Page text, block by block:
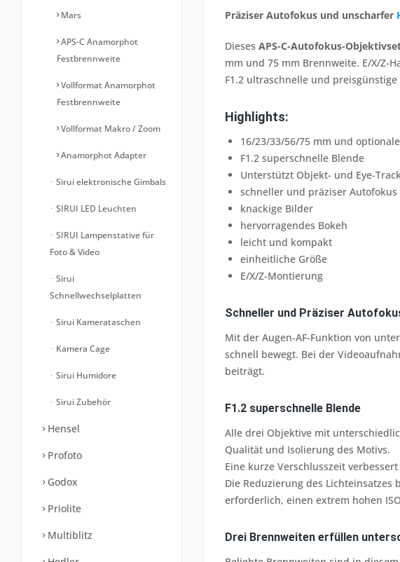
Mars
APS-C Anamorphot
Festbrennweite
Vollformat Anamorphot
Festbrennweite
Vollformat Makro / Zoom
Anamorphot Adapter
Sirui elektronische Gimbals
SIRUI LED Leuchten
SIRUI Lampenstative für
Foto & Video
Sirui
Schnellwechselplatten
Sirui Kamerataschen
Kamera Cage
Sirui Humidore
Sirui Zubehör
Hensel
Profoto
Godox
Priolite
Multiblitz
Präziser Autofokus und unscharfer
Dieses APS-C-Autofokus-
mm und 75 mm Brennweite. E/X/Z-
F1.2 ultraschnelle und
Highlights:
16/23/33/56/75 mm und
F1.2 superschnelle Blende
Unterstützt Objekt- und Eye-
schneller und präziser Autofokus
knackige Bilder
hervorragendes Bokeh
leicht und kompakt
einheitliche Größe
E/X/Z-Montierung
Schneller und Präziser
Mit der Augen-AF-Funktion von
schnell bewegt. Bei der
beiträgt.
F1.2 superschnelle Blende
Alle drei Objektive mit
Qualität und Isolierung des Motivs.
Eine kurze Verschlusszeit
Die Reduzierung des
erforderlich, einen extrem hohen
Drei Brennweiten erfüllen